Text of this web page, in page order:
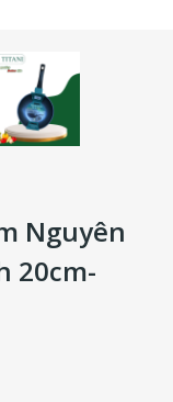
Nguyên
20cm-